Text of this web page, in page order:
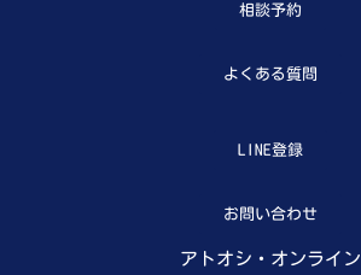
相談予約
よくある質問
LINE登録
お問い合わせ
アトオシ・オンライン